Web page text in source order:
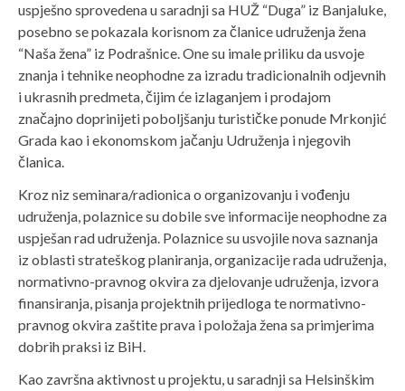
uspješno sprovedena u saradnji sa HUŽ “Duga” iz Banjaluke,
posebno se pokazala korisnom za članice udruženja žena
“Naša žena” iz Podrašnice. One su imale priliku da usvoje
znanja i tehnike neophodne za izradu tradicionalnih odjevnih
i ukrasnih predmeta, čijim će izlaganjem i prodajom
značajno doprinijeti poboljšanju turističke ponude Mrkonjić
Grada kao i ekonomskom jačanju Udruženja i njegovih
članica.
Kroz niz seminara/radionica o organizovanju i vođenju
udruženja, polaznice su dobile sve informacije neophodne za
uspješan rad udruženja. Polaznice su usvojile nova saznanja
iz oblasti strateškog planiranja, organizacije rada udruženja,
normativno-pravnog okvira za djelovanje udruženja, izvora
finansiranja, pisanja projektnih prijedloga te normativno-
pravnog okvira zaštite prava i položaja žena sa primjerima
dobrih praksi iz BiH.
Kao završna aktivnost u projektu, u saradnji sa Helsinškim